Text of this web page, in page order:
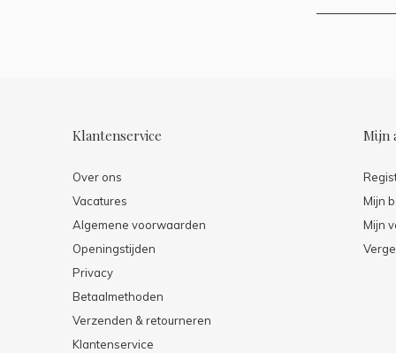
Klantenservice
Over ons
Vacatures
Algemene voorwaarden
Openingstijden
Privacy
Betaalmethoden
Verzenden & retourneren
Klantenservice
Mijn
Mijn
Mijn